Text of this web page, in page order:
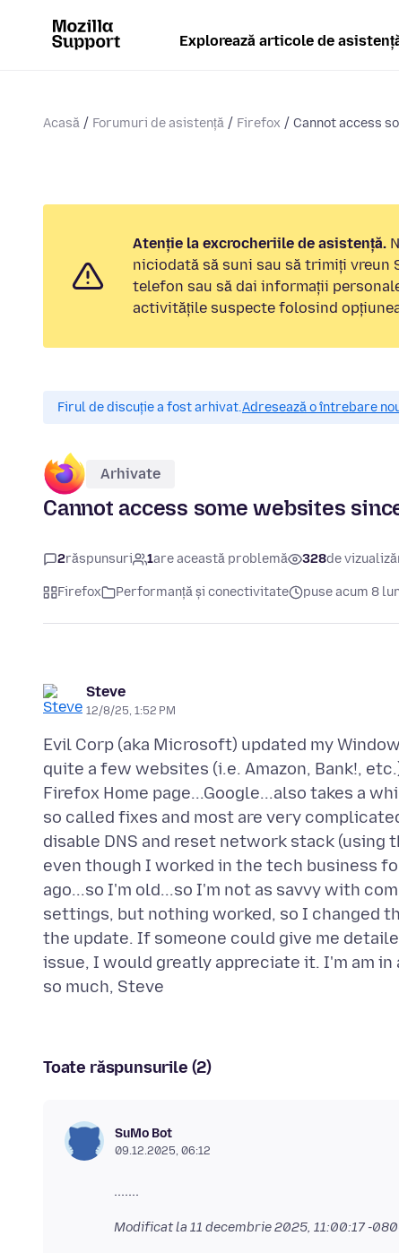
Explorează articole de
Acasă Forumuri de asistență Firefox Cannot access
Atenție la excrocheriile de asistență.
niciodată să suni sau să trimiți vreun
telefon sau să dai informații
activitățile suspecte folosind opțiunea
Firul de discuție a fost arhivat.Adresează o întrebare
Arhivate
Cannot access some websites
2răspunsuri 1are această problemă 328de
Firefox Performanță și conectivitate puse acum 8
Steve
12/8/25, 1:52 PM
Evil Corp (aka Microsoft) updated my
quite a few websites (i.e. Amazon, Bank!,
Firefox Home page...Google...also takes a
so called fixes and most are very
disable DNS and reset network stack (using
even though I worked in the tech business
ago...so I'm old...so I'm not as savvy with
settings, but nothing worked, so I changed
the update. If someone could give me
issue, I would greatly appreciate it. I'm am
Toate răspunsurile (2)
SuMo Bot
09.12.2025, 06:12
Modificat la 11 decembrie 2025, 11:00:17 -